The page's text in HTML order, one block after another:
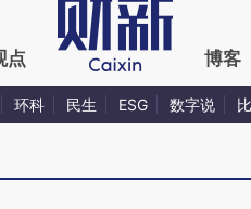
点 博客
环科 民生 ESG 数字说